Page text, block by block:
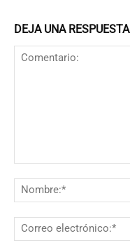
DEJA UNA RESPUESTA